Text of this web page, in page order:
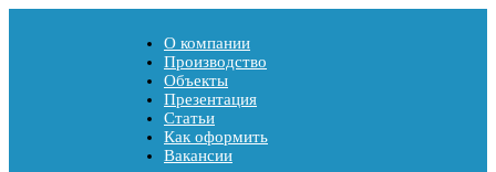
О компании
Производство
Объекты
Презентация
Статьи
Как оформить
Вакансии